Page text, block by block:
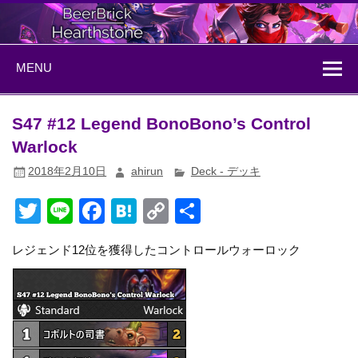
Skip
content
BeerBrick
Hearthstone
MENU
S47 #12 Legend BonoBono’s Control
Warlock
2018年2月10日 ahirun Deck - デッキ
T
tt
er
Li
e
F
c
e
b
o
H
e
n
a
C
p
y
Li
n
レジェンド12位を獲得したコントロールウォーロック